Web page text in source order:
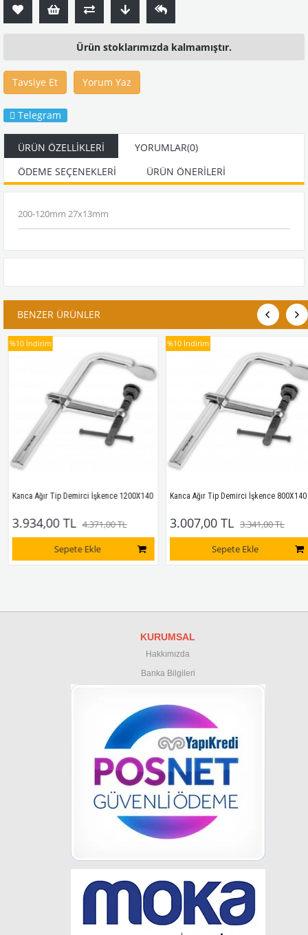
Ürün stoklarımızda kalmamıştır.
Tavsiye Et Yorum Yaz
Telegram
ÜRÜN ÖZELLIKLERI YORUMLAR(0)
ÖDEME SEÇENEKLERI
ÜRÜN ÖNERILERI
200-120mm 27x13mm
BENZER ÜRÜNLER
Kanca Ağır Tip Demirci İşkence 1200X140
3.934,00 TL
4.371,00 TL
Sepete Ekle
%10 İndirim
Kanca Ağır Tip Demirci İşkence 800X140
3.007,00 TL
3.341,00 TL
Sepete Ekle
%10 İndirim
KURUMSAL
Hakkımızda
Banka Bilgileri